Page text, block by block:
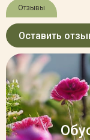
Отзывы
Оставить